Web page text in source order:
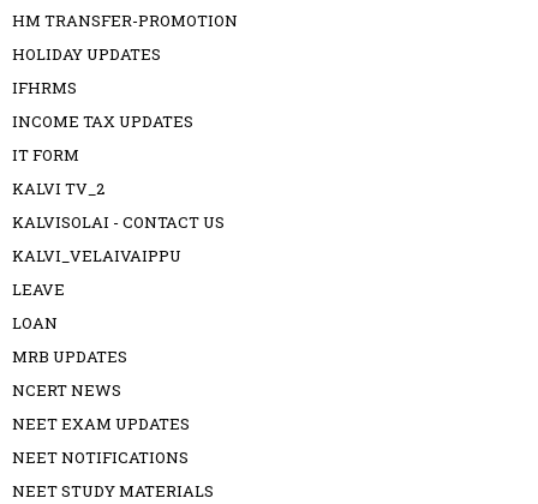
HM TRANSFER-PROMOTION
HOLIDAY UPDATES
IFHRMS
INCOME TAX UPDATES
IT FORM
KALVI TV_2
KALVISOLAI - CONTACT US
KALVI_VELAIVAIPPU
LEAVE
LOAN
MRB UPDATES
NCERT NEWS
NEET EXAM UPDATES
NEET NOTIFICATIONS
NEET STUDY MATERIALS